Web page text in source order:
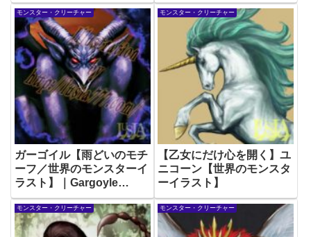
モンスター・クリーチャー
ガーゴイル【雨どいのモチ
ーフ／世界のモンスターイ
ラスト】｜Gargoyle
Monster illustration
モンスター・クリーチャー
【乙女にだけ心を開く】ユ
ニコーン【世界のモンスタ
ーイラスト】
モンスター・クリーチャー モンスター・クリーチャー